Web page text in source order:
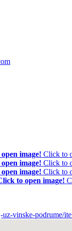
image! Click to
image! Click to
image! Click to
to open image!
vinske-podrume/